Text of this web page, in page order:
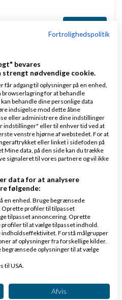
2
gas på Bremen
Thorborg,den 04-02-
ift.
vækst?
,den 16-01-2024
Fortrolighedspolitik
bevares
nødvendige cookie.
adgang til oplysninger på en enhed,
browserlagring for at behandle
behandle dine personlige data
indsigelse mod dette åbne
eller administrere dine indstillinger
indstillinger" eller til enhver tid ved at
venstre hjørne af webstedet. For at
eller linket i sidefoden på
Mine data, på den side kan du trække
signaleret til vores partnere og vil ikke
data for at analysere
følgende:
en enhed. Bruge begrænsede
Oprette profiler til tilpasset
tilpasset annoncering. Oprette
til at vælge tilpasset indhold.
Forstå målgrupper
af oplysninger fra forskellige kilder.
oplysninger til at vælge
til USA.
Afvis